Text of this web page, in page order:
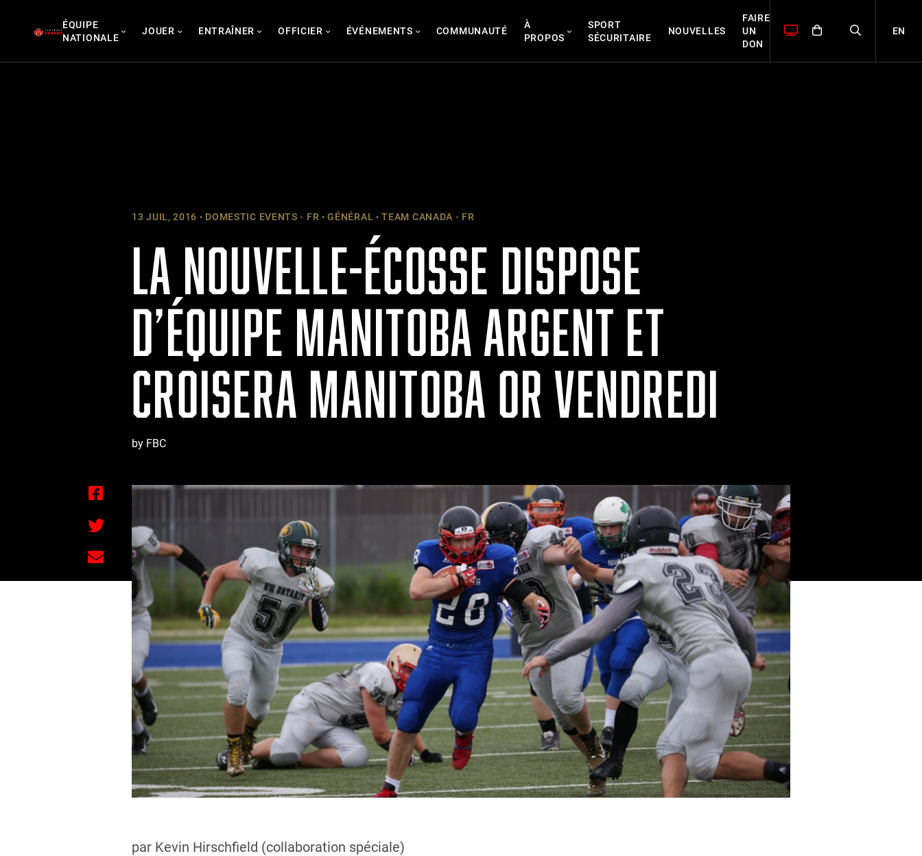
ÉQUIPE
NATIONALE
JOUER ENTRAÎNER OFFICIER ÉVÉNEMENTS COMMUNAUTÉ
À
PROPOS
SPORT
SÉCURITAIRE
NOUVELLES
FAIRE
UN
DON
EN
13 JUIL, 2016 DOMESTIC EVENTS - FR GÉNÉRAL TEAM CANADA - FR
LA NOUVELLE-ÉCOSSE DISPOSE
D’ÉQUIPE MANITOBA ARGENT ET
CROISERA MANITOBA OR VENDREDI
by FBC
par Kevin Hirschfield (collaboration spéciale)